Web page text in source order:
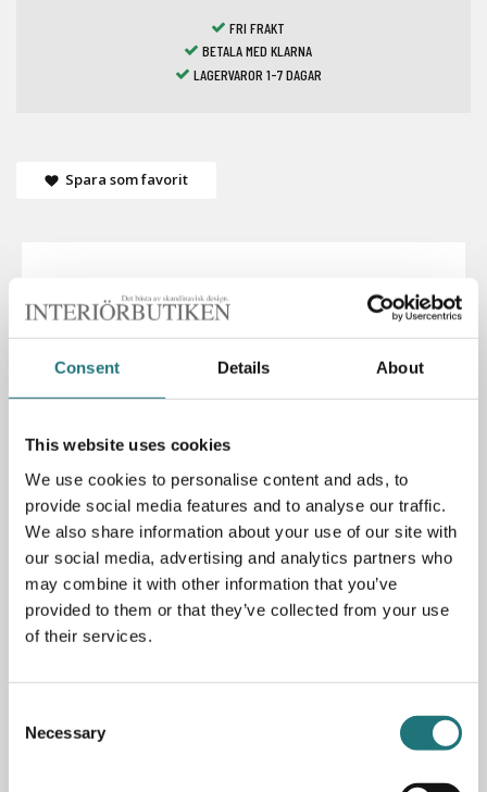
Consent Details About
This website uses cookies
We use cookies to personalise content and ads, to
provide social media features and to analyse our traffic.
We also share information about your use of our site with
our social media, advertising and analytics partners who
may combine it with other information that you’ve
provided to them or that they’ve collected from your use
of their services.
Selection
Necessary
FRI FRAKT
BETALA MED KLARNA
LAGERVAROR 1-7 DAGAR
Spara som favorit
Specifikationer
PRODUKTBESKRIVNING
Golvlampa Glo-Ball F2 från italienska Flos i design av
design Jasper Morrison ingår i serien Glo-Ball. Tillverkad i
handblåst opalglas, pressgjuten aluminiumgängad
ringmutter och gråmålad bastant stålfot och stativ med
pressgjutet diffusorstöd i aluminium.. En diskret men
ljusstyrkan På interiörbutiken.se hittar du även flera övriga
lampor ur Flos Glo-Ball-serie. Glo Ball har även andra